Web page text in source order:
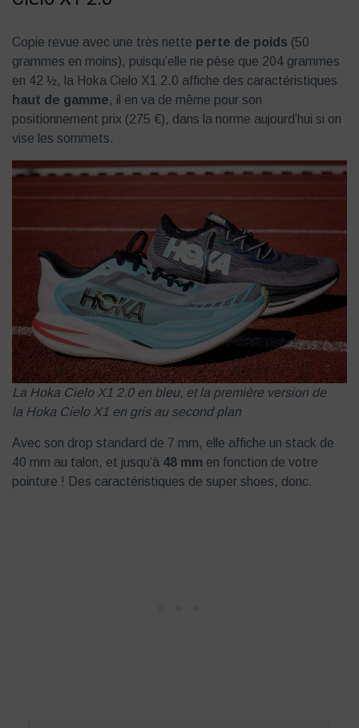
Copie revue avec une très nette perte de poids (50
grammes en moins), puisqu’elle ne pèse que 204 grammes
en 42 ½, la Hoka Cielo X1 2.0 affiche des caractéristiques
haut de gamme, il en va de même pour son
positionnement prix (275 €), dans la norme aujourd’hui si on
vise les sommets.
La Hoka Cielo X1 2.0 en bleu, et la première version de
la Hoka Cielo X1 en gris au second plan
Avec son drop standard de 7 mm, elle affiche un stack de
40 mm au talon, et jusqu’à 48 mm en fonction de votre
pointure ! Des caractéristiques de super shoes, donc.